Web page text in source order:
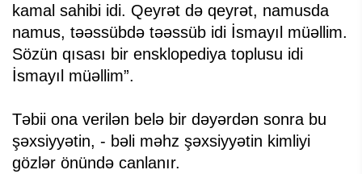
kamal sahibi idi. Qeyrət də qeyrət, namusda
namus, təəssübdə təəssüb idi İsmayıl müəllim.
Sözün qısası bir ensklopediya toplusu idi
İsmayıl müəllim”.
Təbii ona verilən belə bir dəyərdən sonra bu
şəxsiyyətin, - bəli məhz şəxsiyyətin kimliyi
gözlər önündə canlanır.